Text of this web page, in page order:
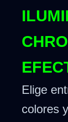
Elige
colores